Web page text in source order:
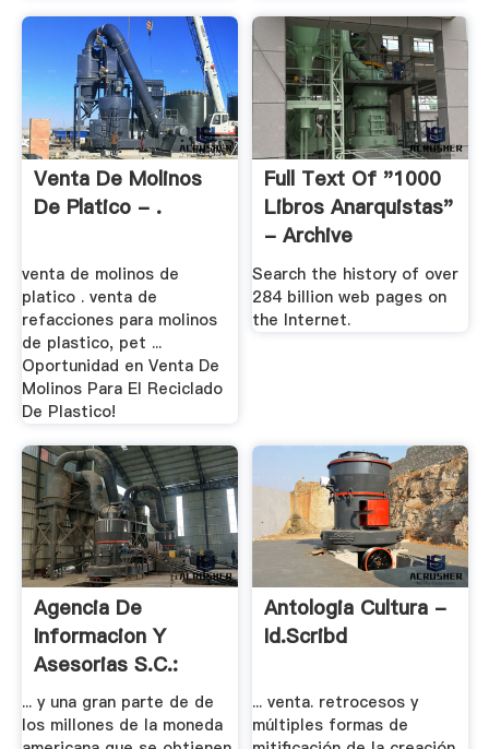
Venta De Molinos
De Platico - .
venta de molinos de
platico . venta de
refacciones para molinos
de plastico, pet ...
Oportunidad en Venta De
Molinos Para El Reciclado
De Plastico!
Full Text Of "1000
Libros Anarquistas"
- Archive
Search the history of over
284 billion web pages on
the Internet.
Agencia De
Informacion Y
Asesorias S.C.:
Octubre .
... y una gran parte de de
los millones de la moneda
Antologia Cultura -
Id.scribd
... venta. retrocesos y
múltiples formas de